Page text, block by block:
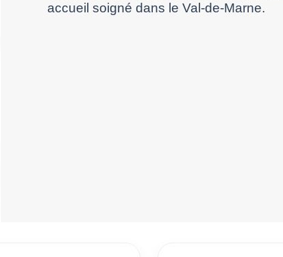
accueil soigné dans le Val-de-Marne.